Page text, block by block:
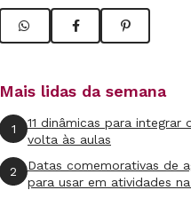
Mais lidas da semana
1
11 dinâmicas para integrar
volta às aulas
2
Datas comemorativas de
para usar em atividades